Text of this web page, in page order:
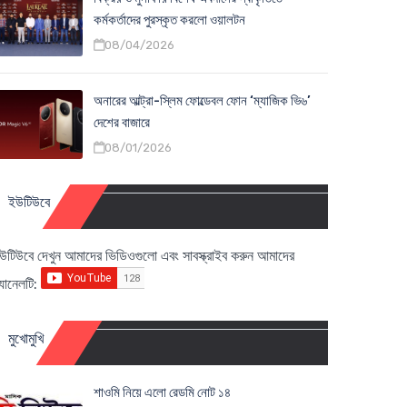
কর্মকর্তাদের পুরস্কৃত করলো ওয়ালটন
08/04/2026
অনারের আল্ট্রা-স্লিম ফোল্ডেবল ফোন ‘ম্যাজিক ভি৬’
দেশের বাজারে
08/01/2026
ইউটিউবে
দেখুন আমাদের ভিডিওগুলো এবং সাবস্ক্রাইব করুন আমাদের
মুখোমুখি
শাওমি নিয়ে এলো রেডমি নোট ১৪